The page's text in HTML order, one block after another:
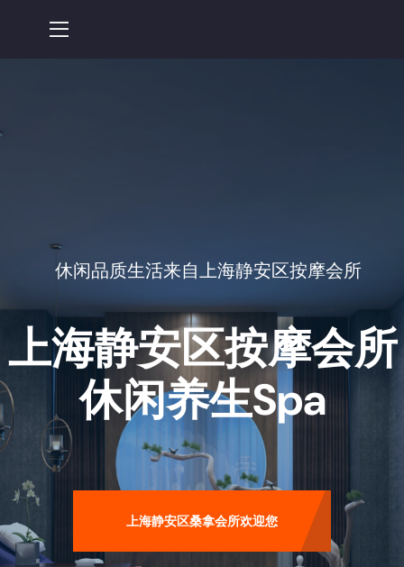
休闲品质生活来自上海静安区按摩会所
上海静安区按摩会所
休闲养生spa
上海静安区桑拿会所欢迎您